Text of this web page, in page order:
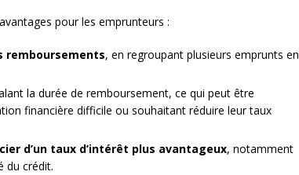
pour les emprunteurs :
remboursements, en regroupant plusieurs emprunts en
la durée de remboursement, ce qui peut être
financière difficile ou souhaitant réduire leur taux
d’un taux d’intérêt plus avantageux, notamment
du crédit.